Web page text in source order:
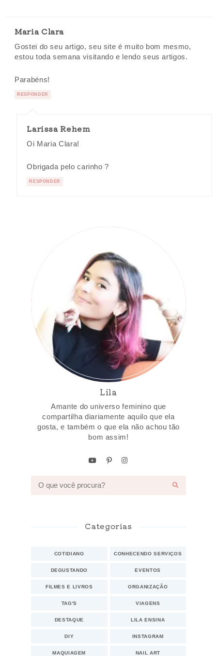
Maria Clara
Gostei do seu artigo, seu site é muito bom mesmo,
estou toda semana visitando e lendo seus artigos.
Parabéns!
RESPONDER
Larissa Rehem
Oi Maria Clara!
Obrigada pelo carinho ?
RESPONDER
Lila
Amante do universo feminino que
compartilha diariamente aquilo que ela
gosta, e também o que ela não achou tão
bom assim!
Categorias
COTIDIANO CONHECENDO SERVIÇOS
DEGUSTANDO EVENTOS
FILMES E LIVROS ORGANIZAÇÃO
TAG'S VIAGENS
DESTAQUE LILA ENSINA
DIY INSTAGRAM
MAQUIAGEM NAIL ART